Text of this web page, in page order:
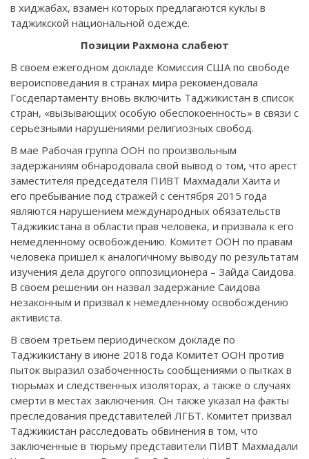
в хиджабах, взамен которых предлагаются куклы в
таджикской национальной одежде.
Позиции Рахмона слабеют
В своем ежегодном докладе Комиссия США по свободе
вероисповедания в странах мира рекомендовала
Госдепартаменту вновь включить Таджикистан в список
стран, «вызывающих особую обеспокоенность» в связи с
серьезными нарушениями религиозных свобод.
В мае Рабочая группа ООН по произвольным
задержаниям обнародовала свой вывод о том, что арест
заместителя председателя ПИВТ Махмадали Хаита и
его пребывание под стражей с сентября 2015 года
являются нарушением международных обязательств
Таджикистана в области прав человека, и призвала к его
немедленному освобождению. Комитет ООН по правам
человека пришел к аналогичному выводу по результатам
изучения дела другого оппозиционера – Зайда Саидова.
В своем решении он назвал задержание Саидова
незаконным и призвал к немедленному освобождению
активиста.
В своем третьем периодическом докладе по
Таджикистану в июне 2018 года Комитет ООН против
пыток выразил озабоченность сообщениями о пытках в
тюрьмах и следственных изоляторах, а также о случаях
смерти в местах заключения. Он также указал на факты
преследования представителей ЛГБТ. Комитет призвал
Таджикистан расследовать обвинения в том, что
заключенные в тюрьму представители ПИВТ Махмадали